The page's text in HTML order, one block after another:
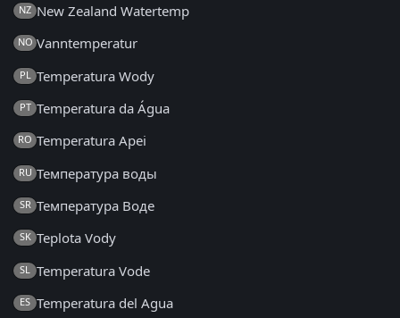
NZ New Zealand Watertemp
NO Vanntemperatur
PL Temperatura Wody
PT Temperatura da Água
RO Temperatura Apei
RU Температура воды
SR Температура Воде
SK Teplota Vody
SL Temperatura Vode
ES Temperatura del Agua